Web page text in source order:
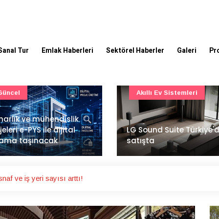
Tur Emlak Haberleri Sektörel Haberler Galeri
Suite Türkiye'de
Ev Sistemleri
İstanbul Havalimanı'nın
ana pistinde sona doğru
Ulaşım
ve iş yeri sayısı arttı!